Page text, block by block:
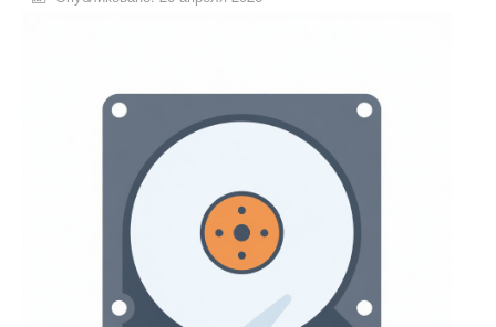
Конференция
Системные программы